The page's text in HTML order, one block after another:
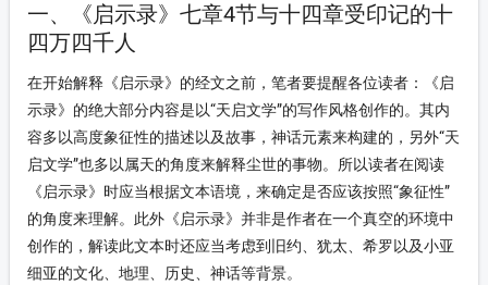
一、《启示录》七章4节与十四章受印记的十
四万四千人
在开始解释《启示录》的经文之前，笔者要提醒各位读者：《启
示录》的绝大部分内容是以“天启文学”的写作风格创作的。其内
容多以高度象征性的描述以及故事，神话元素来构建的，另外“天
启文学”也多以属天的角度来解释尘世的事物。所以读者在阅读
《启示录》时应当根据文本语境，来确定是否应该按照“象征性”
的角度来理解。此外《启示录》并非是作者在一个真空的环境中
创作的，解读此文本时还应当考虑到旧约、犹太、希罗以及小亚
细亚的文化、地理、历史、神话等背景。